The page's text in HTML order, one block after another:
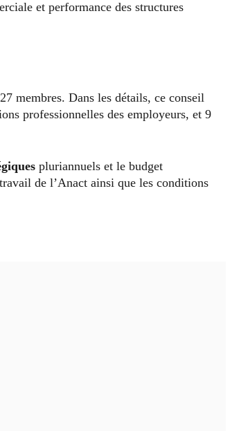
et performance des structures
membres. Dans les détails, ce conseil
professionnelles des employeurs, et 9
pluriannuels et le budget
de l’Anact ainsi que les conditions